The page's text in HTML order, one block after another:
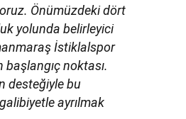
Önümüzdeki dört
yolunda belirleyici
İstiklalspor
başlangıç noktası.
desteğiyle bu
ayrılmak